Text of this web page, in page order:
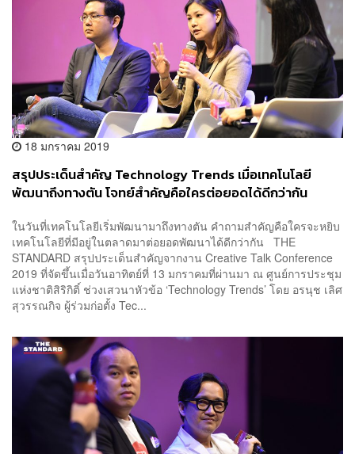
18 มกราคม 2019
สรุปประเด็นสำคัญ Technology Trends เมื่อเทคโนโลยี
พัฒนาถึงทางตัน โจทย์สำคัญคือใครต่อยอดได้ดีกว่ากัน
ในวันที่เทคโนโลยีเริ่มพัฒนามาถึงทางตัน คำถามสำคัญคือใครจะหยิบ
เทคโนโลยีที่มีอยู่ในตลาดมาต่อยอดพัฒนาได้ดีกว่ากัน THE
STANDARD สรุปประเด็นสำคัญจากงาน Creative Talk Conference
2019 ที่จัดขึ้นเมื่อวันอาทิตย์ที่ 13 มกราคมที่ผ่านมา ณ ศูนย์การประชุม
แห่งชาติสิริกิติ์ ช่วงเสวนาหัวข้อ ‘Technology Trends’ โดย อรนุช เลิศ
สุวรรณกิจ ผู้ร่วมก่อตั้ง Tec...